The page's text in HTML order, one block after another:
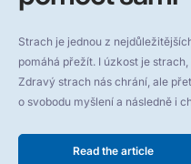
Strach je jednou z
pomáhá přežít. I úzkost je
Zdravý strach nás chrání, ale
o svobodu myšlení a následně i
Read the article